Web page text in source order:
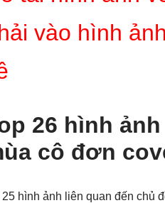
vào hình
26 hình
cô đơn
25 hình ảnh liên quan đến chủ